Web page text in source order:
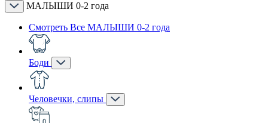
МАЛЫШИ 0-2 года
Смотреть Все МАЛЫШИ 0-2 года
Боди
Человечки, слипы